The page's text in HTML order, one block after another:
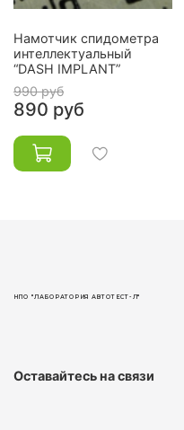
Намотчик спидометра
интеллектуальный
“DASH IMPLANT”
990 руб
890 руб
НПО "ЛАБОРАТОРИЯ АВТОТЕСТ-Л"
Оставайтесь на связи